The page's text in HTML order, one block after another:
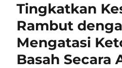
Tingkatkan
Rambut
Mengatasi
Basah Secara